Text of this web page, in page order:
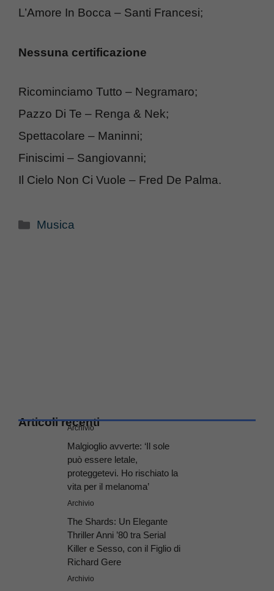
L’Amore In Bocca – Santi Francesi;
Nessuna certificazione
Ricominciamo Tutto – Negramaro;
Pazzo Di Te – Renga & Nek;
Spettacolare – Maninni;
Finiscimi – Sangiovanni;
Il Cielo Non Ci Vuole – Fred De Palma.
Categorie
Musica
Articoli recenti
Archivio
Malgioglio avverte: ‘Il sole
può essere letale,
proteggetevi. Ho rischiato la
vita per il melanoma’
Archivio
The Shards: Un Elegante
Thriller Anni ’80 tra Serial
Killer e Sesso, con il Figlio di
Richard Gere
Archivio